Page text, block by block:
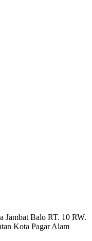
Jambat Balo RT. 10 RW.
Kota Pagar Alam